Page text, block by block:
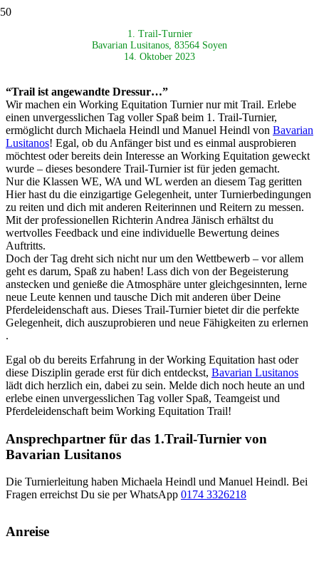
1. Trail-Turnier
Bavarian Lusitanos, 83564 Soyen
14. Oktober 2023
“Trail ist angewandte Dressur…”
Wir machen ein Working Equitation Turnier nur mit Trail. Erlebe
einen unvergesslichen Tag voller Spaß beim 1. Trail-Turnier,
ermöglicht durch Michaela Heindl und Manuel Heindl von Bavarian
Lusitanos! Egal, ob du Anfänger bist und es einmal ausprobieren
möchtest oder bereits dein Interesse an Working Equitation geweckt
wurde – dieses besondere Trail-Turnier ist für jeden gemacht.
Nur die Klassen WE, WA und WL werden an diesem Tag geritten
Hier hast du die einzigartige Gelegenheit, unter Turnierbedingungen
zu reiten und dich mit anderen Reiterinnen und Reitern zu messen.
Mit der professionellen Richterin Andrea Jänisch erhältst du
wertvolles Feedback und eine individuelle Bewertung deines
Auftritts.
Doch der Tag dreht sich nicht nur um den Wettbewerb – vor allem
geht es darum, Spaß zu haben! Lass dich von der Begeisterung
anstecken und genieße die Atmosphäre unter gleichgesinnten, lerne
neue Leute kennen und tausche Dich mit anderen über Deine
Pferdeleidenschaft aus. Dieses Trail-Turnier bietet dir die perfekte
Gelegenheit, dich auszuprobieren und neue Fähigkeiten zu erlernen
.
Egal ob du bereits Erfahrung in der Working Equitation hast oder
diese Disziplin gerade erst für dich entdeckst, Bavarian Lusitanos
lädt dich herzlich ein, dabei zu sein. Melde dich noch heute an und
erlebe einen unvergesslichen Tag voller Spaß, Teamgeist und
Pferdeleidenschaft beim Working Equitation Trail!
Ansprechpartner für das 1.Trail-Turnier von
Bavarian Lusitanos
Die Turnierleitung haben Michaela Heindl und Manuel Heindl. Bei
Fragen erreichst Du sie per WhatsApp 0174 3326218
Anreise